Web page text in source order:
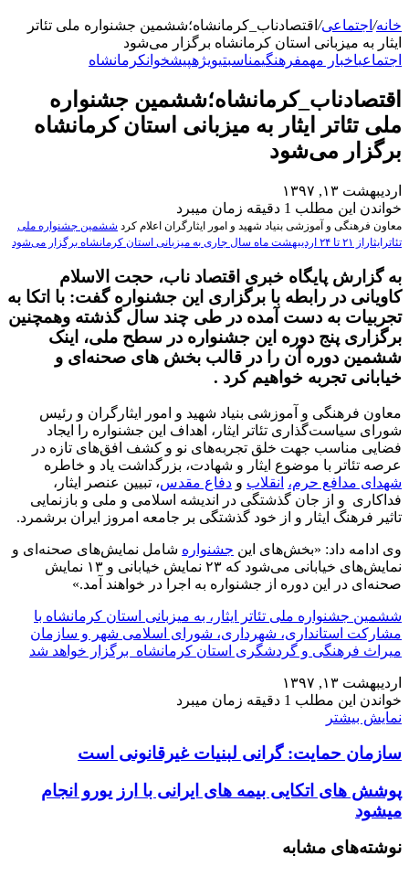
خانه/ اجتماعی/ اقتصادناب_کرمانشاه؛ششمین جشنواره ملی تئاتر
ایثار به میزبانی استان کرمانشاه برگزار می‌شود
اجتماعیاخبار مهمفرهنگیمناسبتیویژهپیشخوانکرمانشاه
اقتصادناب_کرمانشاه؛ششمین جشنواره
ملی تئاتر ایثار به میزبانی استان کرمانشاه
برگزار می‌شود
اردیبهشت ۱۳, ۱۳۹۷
خواندن این مطلب 1 دقیقه زمان میبرد
معاون فرهنگی و آموزشی بنیاد شهید و امور ایثارگران اعلام کرد ششمین جشنواره ملی
تئاترایثاراز ۲۱ تا ۲۴ اردیبهشت ماه سال جاری به میزبانی استان کرمانشاه برگزار می‌شود
به گزارش پایگاه خبری اقتصاد ناب، حجت الاسلام
کاویانی در رابطه با برگزاری این جشنواره گفت: با اتکا به
تجربیات به دست آمده در طی چند سال گذشته وهمچنین
برگزاری پنج دوره این جشنواره در سطح ملی، اینک
ششمین دوره آن را در قالب بخش های صحنه‌ای و
خیابانی تجربه خواهیم کرد .
معاون فرهنگی و آموزشی بنیاد شهید و امور ایثارگران و رئیس
شورای سیاست‌گذاری تئاتر ایثار، اهداف این جشنواره را ایجاد
فضایی مناسب جهت خلق تجربه‌های نو و کشف افق‌های تازه در
عرصه تئاتر با موضوع ایثار و شهادت، بزرگداشت یاد و خاطره
شهدای مدافع حرم، انقلاب و دفاع مقدس، تبیین عنصر ایثار،
فداکاری و از جان گذشتگی در اندیشه اسلامی و ملی و بازنمایی
تاثیر فرهنگ ایثار و از خود گذشتگی بر جامعه امروز ایران برشمرد.
وی ادامه داد: «بخش‌های این جشنواره شامل نمایش‌های صحنه‌ای و
نمایش‌های خیابانی می‌شود که ۲۳ نمایش خیابانی و ۱۳ نمایش
صحنه‌ای در این دوره از جشنواره به اجرا در خواهند آمد.»
ششمین جشنواره ملی تئاتر ایثار، به میزبانی استان کرمانشاه با
مشارکت استانداری، شهرداری، شورای اسلامی شهر و سازمان
میراث فرهنگی و گردشگری استان کرمانشاه برگزار خواهد شد
اردیبهشت ۱۳, ۱۳۹۷
خواندن این مطلب 1 دقیقه زمان میبرد
نمایش بیشتر
سازمان حمایت: گرانی لبنیات غیرقانونی است
پوشش های اتکایی بیمه های ایرانی با ارز یورو انجام
میشود
نوشته‌های مشابه